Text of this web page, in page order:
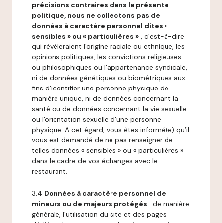
précisions contraires dans la présente
politique, nous ne collectons pas de
données à caractère personnel dites «
sensibles » ou « particulières » , c’est-à-dire
qui révèleraient l'origine raciale ou ethnique, les
opinions politiques, les convictions religieuses
ou philosophiques ou l'appartenance syndicale,
ni de données génétiques ou biométriques aux
fins d'identifier une personne physique de
manière unique, ni de données concernant la
santé ou de données concernant la vie sexuelle
ou l'orientation sexuelle d'une personne
physique. A cet égard, vous êtes informé(e) qu’il
vous est demandé de ne pas renseigner de
telles données « sensibles » ou « particulières »
dans le cadre de vos échanges avec le
restaurant.
3.4 Données à caractère personnel de
mineurs ou de majeurs protégés : de manière
générale, l’utilisation du site et des pages